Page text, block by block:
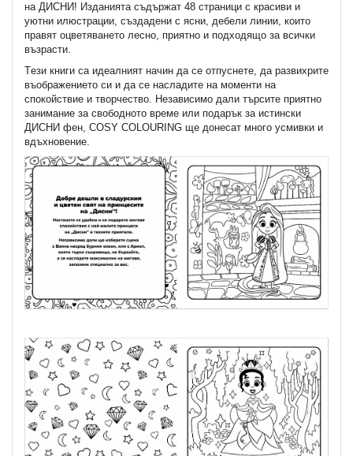
на ДИСНИ! Изданията съдържат 48 страници с красиви и
уютни илюстрации, създадени с ясни, дебели линии, които
правят оцветяването лесно, приятно и подходящо за всички
възрасти.
Тeзи книги са идеалният начин да се отпуснете, да развихрите
въображението си и да се насладите на моменти на
спокойствие и творчество. Независимо дали търсите приятно
занимание за свободното време или подарък за истински
ДИСНИ фен, COSY COLOURING ще донесат много усмивки и
вдъхновение.